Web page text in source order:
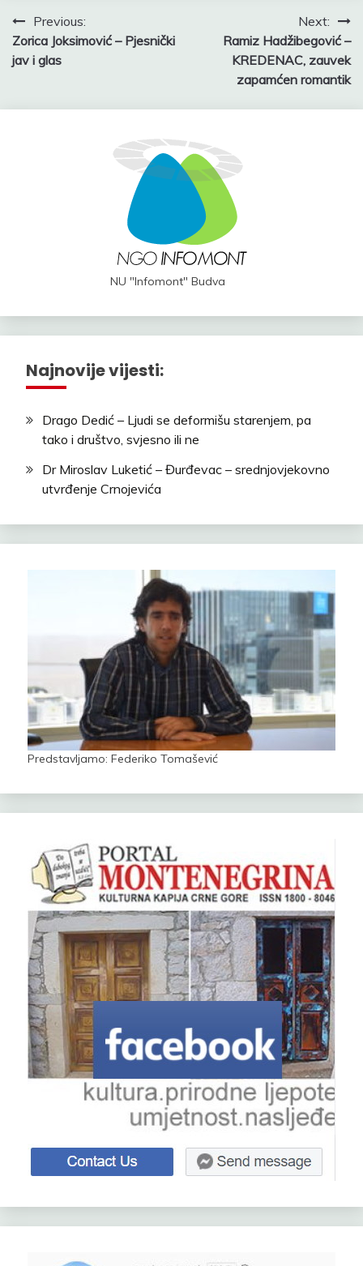
Post
navigation
Previous:
Zorica Joksimović – Pjesnički
jav i glas
Next:
Ramiz Hadžibegović –
KREDENAC, zauvek
zapamćen romantik
NU "Infomont" Budva
Najnovije vijesti:
Drago Dedić – Ljudi se deformišu starenjem, pa
tako i društvo, svjesno ili ne
Dr Miroslav Luketić – Đurđevac – srednjovjekovno
utvrđenje Crnojevića
Predstavljamo: Federiko Tomašević